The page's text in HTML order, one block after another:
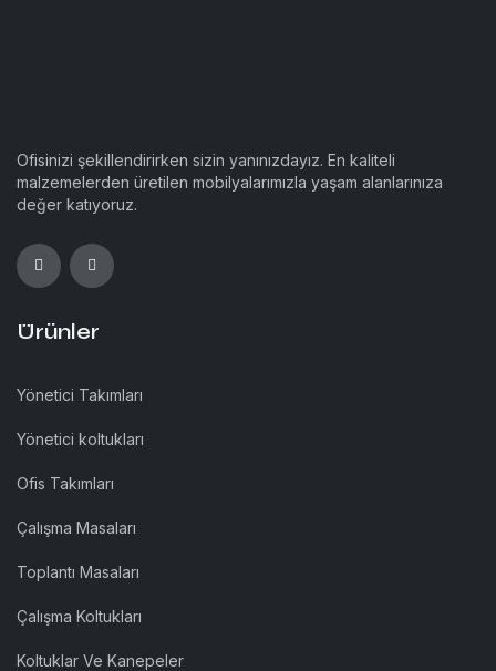
Ofisinizi şekillendirirken sizin yanınızdayız. En kaliteli
malzemelerden üretilen mobilyalarımızla yaşam alanlarınıza
değer katıyoruz.
Ürünler
Yönetici Takımları
Yönetici koltukları
Ofis Takımları
Çalışma Masaları
Toplantı Masaları
Çalışma Koltukları
Koltuklar Ve Kanepeler